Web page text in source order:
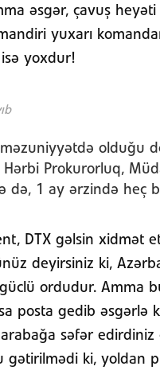
əsgər, çavuş
yuxarı
isə yoxdur!
məzuniyyətdə olduğu
Hərbi Prokurorluq,
də, 1 ay ərzində heç
DTX gəlsin xidmət
deyirsiniz ki,
ordudur. Amma
posta gedib əsgərlə
səfər edirdiniz
gətirilmədi ki, yoldan